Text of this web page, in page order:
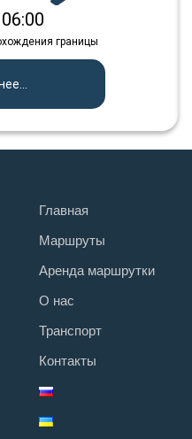
границы
Главная
Маршруты
Аренда маршрутки
О нас
Транспорт
Контакты